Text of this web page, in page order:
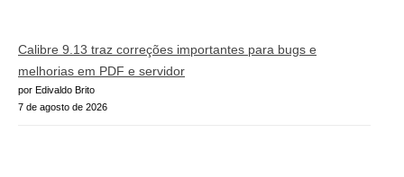
Calibre 9.13 traz correções importantes para bugs e
melhorias em PDF e servidor
por Edivaldo Brito
7 de agosto de 2026